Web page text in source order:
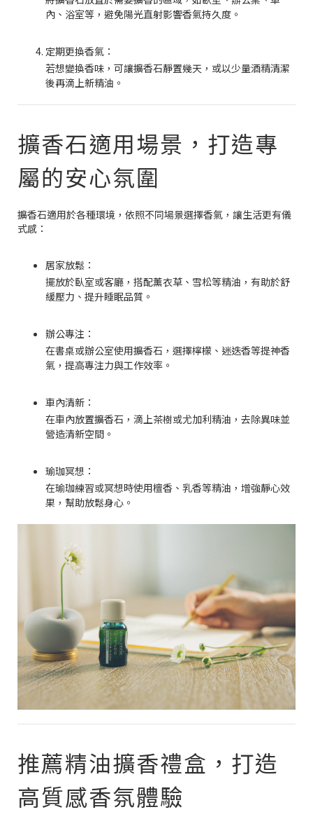
內、浴室等，避免陽光直射影響香氣持久度。
定期更換香氣：
若想變換香味，可讓擴香石靜置幾天，或以少量酒精清潔
後再滴上新精油。
擴香石適用場景，打造專
屬的安心氛圍
擴香石適用於各種環境，依照不同場景選擇香氣，讓生活更有儀
式感：
居家放鬆：
擺放於臥室或客廳，搭配薰衣草、雪松等精油，有助於舒
緩壓力、提升睡眠品質。
辦公專注：
在書桌或辦公室使用擴香石，選擇檸檬、迷迭香等提神香
氣，提高專注力與工作效率。
車內清新：
在車內放置擴香石，滴上茶樹或尤加利精油，去除異味並
營造清新空間。
瑜珈冥想：
在瑜珈練習或冥想時使用檀香、乳香等精油，增強靜心效
果，幫助放鬆身心。
推薦精油擴香禮盒，打造
高質感香氛體驗